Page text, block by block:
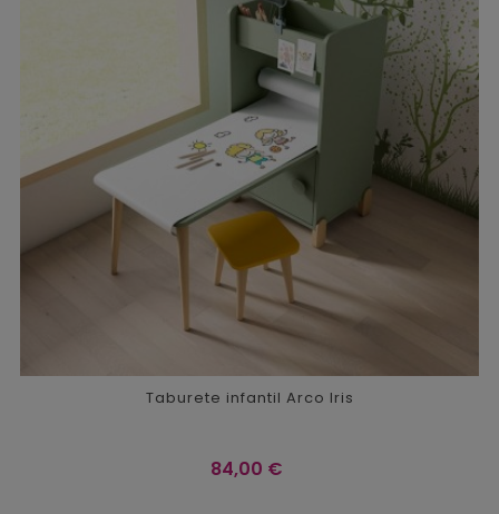
Taburete infantil Arco Iris
Precio
84,00 €